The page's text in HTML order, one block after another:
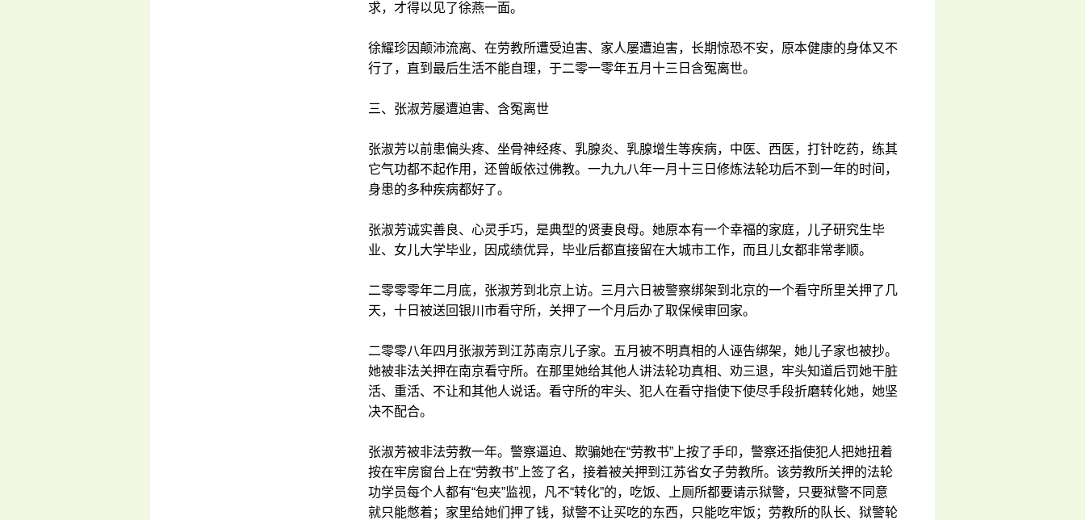
求，才得以见了徐燕一面。
徐耀珍因颠沛流离、在劳教所遭受迫害、家人屡遭迫害，长期惊恐不安，原本健康的身体又不
行了，直到最后生活不能自理，于二零一零年五月十三日含冤离世。
三、张淑芳屡遭迫害、含冤离世
张淑芳以前患偏头疼、坐骨神经疼、乳腺炎、乳腺增生等疾病，中医、西医，打针吃药，练其
它气功都不起作用，还曾皈依过佛教。一九九八年一月十三日修炼法轮功后不到一年的时间，
身患的多种疾病都好了。
张淑芳诚实善良、心灵手巧，是典型的贤妻良母。她原本有一个幸福的家庭，儿子研究生毕
业、女儿大学毕业，因成绩优异，毕业后都直接留在大城市工作，而且儿女都非常孝顺。
二零零零年二月底，张淑芳到北京上访。三月六日被警察绑架到北京的一个看守所里关押了几
天，十日被送回银川市看守所，关押了一个月后办了取保候审回家。
二零零八年四月张淑芳到江苏南京儿子家。五月被不明真相的人诬告绑架，她儿子家也被抄。
她被非法关押在南京看守所。在那里她给其他人讲法轮功真相、劝三退，牢头知道后罚她干脏
活、重活、不让和其他人说话。看守所的牢头、犯人在看守指使下使尽手段折磨转化她，她坚
决不配合。
张淑芳被非法劳教一年。警察逼迫、欺骗她在“劳教书”上按了手印，警察还指使犯人把她扭着
按在牢房窗台上在“劳教书”上签了名，接着被关押到江苏省女子劳教所。该劳教所关押的法轮
功学员每个人都有“包夹”监视，凡不“转化”的，吃饭、上厕所都要请示狱警，只要狱警不同意
就只能憋着；家里给她们押了钱，狱警不让买吃的东西，只能吃牢饭；劳教所的队长、狱警轮